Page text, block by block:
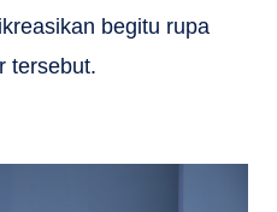
begitu rupa
tersebut.